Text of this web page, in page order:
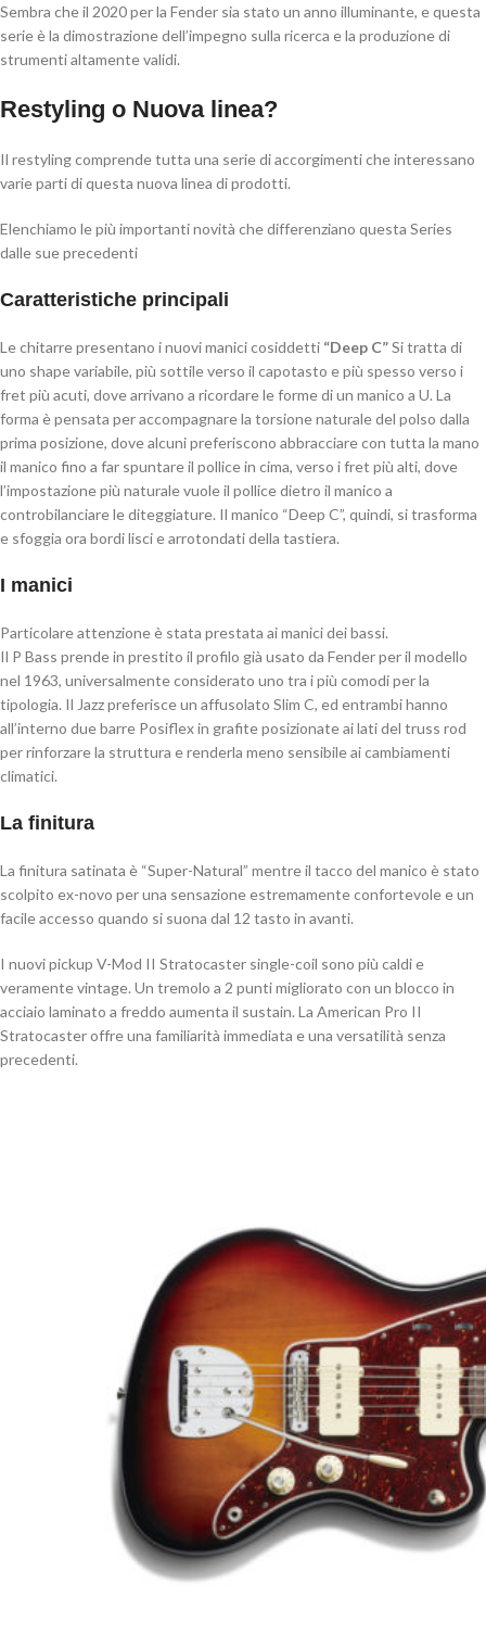
Sembra che il 2020 per la Fender sia stato un anno illuminante, e questa
serie è la dimostrazione dell’impegno sulla ricerca e la produzione di
strumenti altamente validi.
Restyling o Nuova linea?
Il restyling comprende tutta una serie di accorgimenti che interessano
varie parti di questa nuova linea di prodotti.
Elenchiamo le più importanti novità che differenziano questa Series
dalle sue precedenti
Caratteristiche principali
Le chitarre presentano i nuovi manici cosiddetti “Deep C”Si tratta di
uno shape variabile, più sottile verso il capotasto e più spesso verso i
fret più acuti, dove arrivano a ricordare le forme di un manico a U. La
forma è pensata per accompagnare la torsione naturale del polso dalla
prima posizione, dove alcuni preferiscono abbracciare con tutta la mano
il manico fino a far spuntare il pollice in cima, verso i fret più alti, dove
l’impostazione più naturale vuole il pollice dietro il manico a
controbilanciare le diteggiature. Il manico “Deep C”, quindi, si trasforma
e sfoggia ora bordi lisci e arrotondati della tastiera.
I manici
Particolare attenzione è stata prestata ai manici dei bassi.
Il P Bass prende in prestito il profilo già usato da Fender per il modello
nel 1963, universalmente considerato uno tra i più comodi per la
tipologia. Il Jazz preferisce un affusolato Slim C, ed entrambi hanno
all’interno due barre Posiflex in grafite posizionate ai lati del truss rod
per rinforzare la struttura e renderla meno sensibile ai cambiamenti
climatici.
La finitura
La finitura satinata è “Super-Natural” mentre il tacco del manico è stato
scolpito ex-novo per una sensazione estremamente confortevole e un
facile accesso quando si suona dal 12 tasto in avanti.
I nuovi pickup V-Mod II Stratocaster single-coil sono più caldi e
veramente vintage. Un tremolo a 2 punti migliorato con un blocco in
acciaio laminato a freddo aumenta il sustain. La American Pro II
Stratocaster offre una familiarità immediata e una versatilità senza
precedenti.